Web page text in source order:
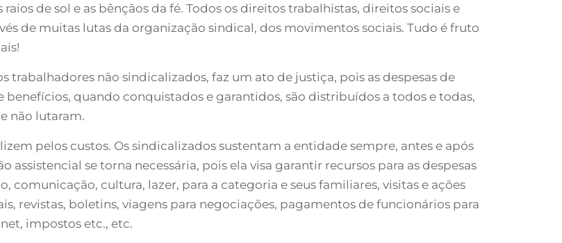
de sol e as bênçãos da fé. Todos os direitos trabalhistas, direitos sociais e
de muitas lutas da organização sindical, dos movimentos sociais. Tudo é fruto
não sindicalizados, faz um ato de justiça, pois as despesas de
benefícios, quando conquistados e garantidos, são distribuídos a todos e todas,
não lutaram.
pelos custos. Os sindicalizados sustentam a entidade sempre, antes e após
assistencial se torna necessária, pois ela visa garantir recursos para as despesas
comunicação, cultura, lazer, para a categoria e seus familiares, visitas e ações
revistas, boletins, viagens para negociações, pagamentos de funcionários para
impostos etc., etc.